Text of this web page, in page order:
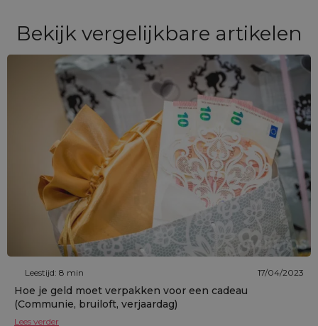
Bekijk vergelijkbare artikelen
Leestijd: 8 min 17/04/2023
Hoe je geld moet verpakken voor een cadeau
(Communie, bruiloft, verjaardag)
Lees verder